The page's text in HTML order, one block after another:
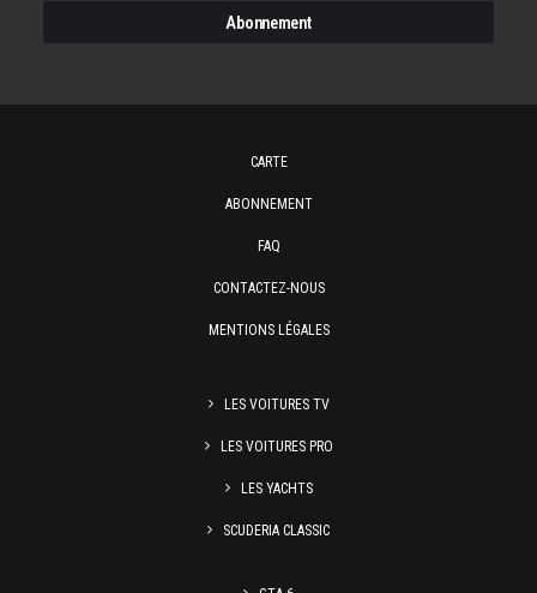
CARTE
ABONNEMENT
FAQ
CONTACTEZ-NOUS
MENTIONS LÉGALES
LES VOITURES TV
LES VOITURES PRO
LES YACHTS
SCUDERIA CLASSIC